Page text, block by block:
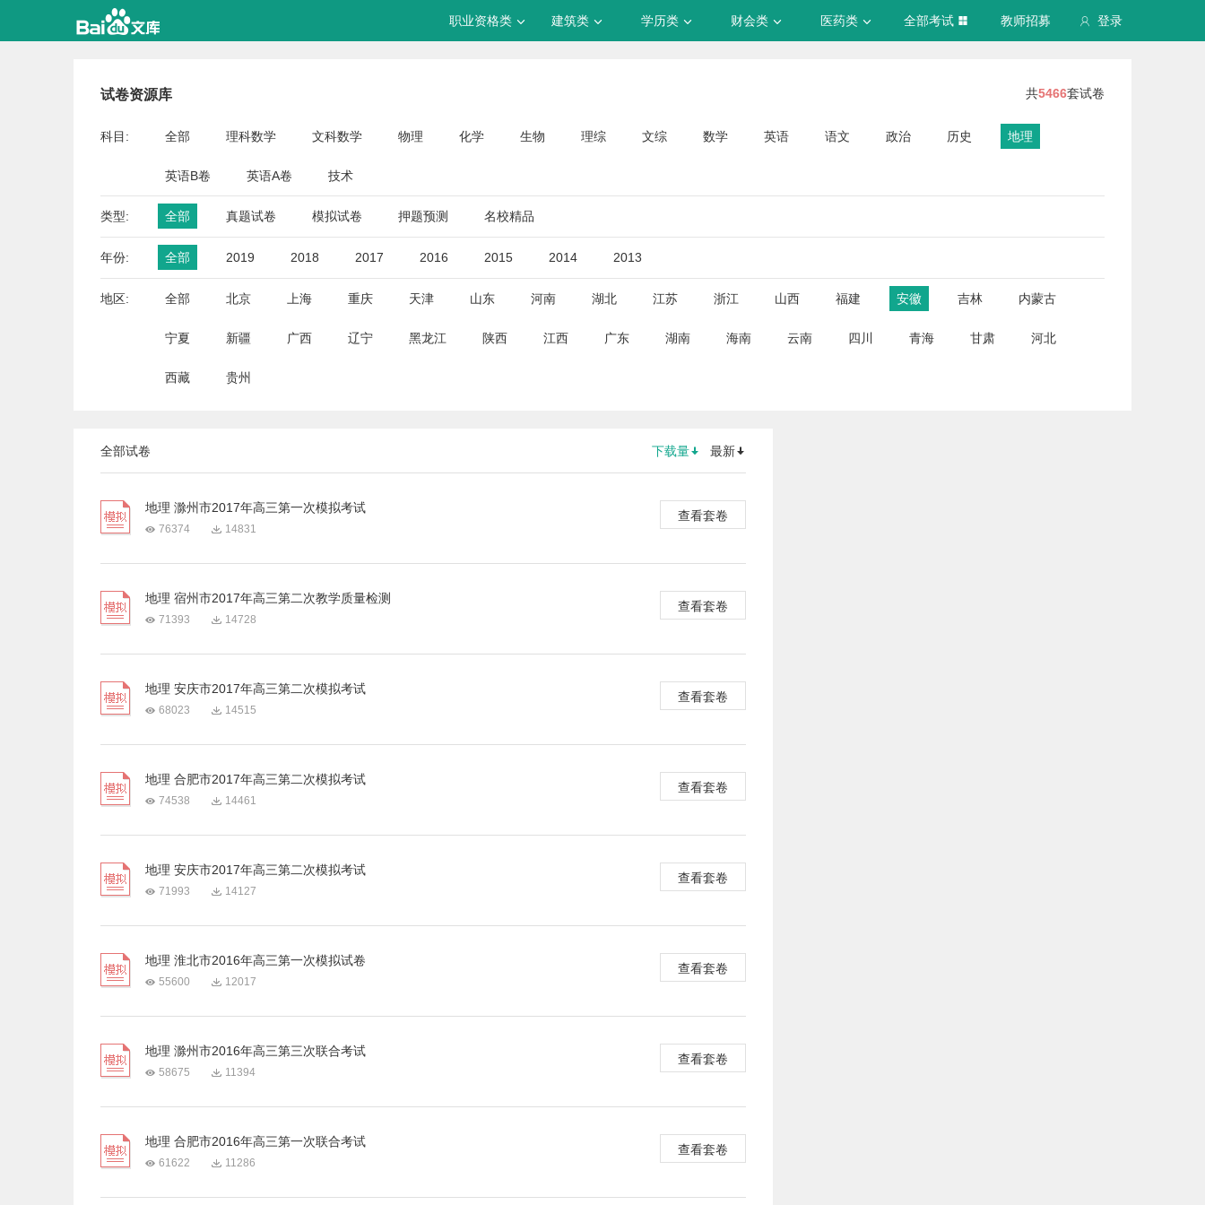
登录
职业资格类 建筑类 学历类 财会类 医药类 全部考试 教师招募
试卷资源库 共5466套试卷
科目: 全部 理科数学 文科数学 物理 化学 生物 理综 文综 数学 英语 语文 政治 历史 地理
英语B卷 英语A卷 技术
类型: 全部 真题试卷 模拟试卷 押题预测 名校精品
年份: 全部 2019 2018 2017 2016 2015 2014 2013
地区: 全部 北京 上海 重庆 天津 山东 河南 湖北 江苏 浙江 山西 福建 安徽 吉林 内蒙古
宁夏 新疆 广西 辽宁 黑龙江 陕西 江西 广东 湖南 海南 云南 四川 青海 甘肃 河北
西藏 贵州
全部试卷 下载量 最新
地理 滁州市2017年高三第一次模拟考试
76374 14831
查看套卷
地理 宿州市2017年高三第二次教学质量检测
71393 14728
查看套卷
地理 安庆市2017年高三第二次模拟考试
68023 14515
查看套卷
地理 合肥市2017年高三第二次模拟考试
74538 14461
查看套卷
地理 安庆市2017年高三第二次模拟考试
71993 14127
查看套卷
地理 淮北市2016年高三第一次模拟试卷
55600 12017
查看套卷
地理 滁州市2016年高三第三次联合考试
58675 11394
查看套卷
地理 合肥市2016年高三第一次联合考试
61622 11286
查看套卷